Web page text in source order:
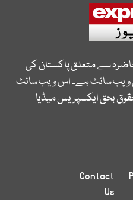
سے متعلق پاکستان کی
ویب سائٹ ہے۔ اس ویب سائٹ
بحق ایکسپریس میڈیا
Contact
Us